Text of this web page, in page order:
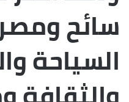
سائح
السياحة